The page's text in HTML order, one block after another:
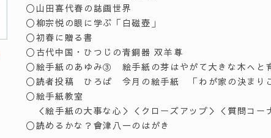
〇山田喜代春の誌画世界
〇柳宗悦の眼に学ぶ「白磁壺」
〇初春に贈る書
〇古代中国・ひつじの青銅器 双羊尊
〇絵手紙のあゆみ③ 絵手紙の芽はやがて大きな木へと
〇読者投稿 ひろば 今月の絵手紙 「わが家の決まり
〇絵手紙教室
＜絵手紙の大事な心＞＜クローズアップ＞＜質問コ
〇読めるかな？會津八一のはがき